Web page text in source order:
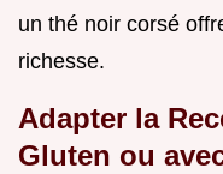
un thé noir corsé
richesse.
Adapter la
Gluten ou